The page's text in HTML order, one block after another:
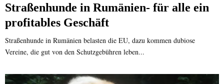
Straßenhunde in Rumänien- für alle ein
profitables Geschäft
Straßenhunde in Rumänien belasten die EU, dazu kommen dubiose
Vereine, die gut von den Schutzgebühren leben...